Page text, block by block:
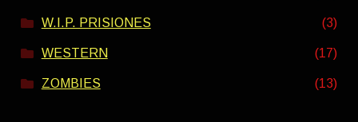
W.I.P. PRISIONES (3)
WESTERN (17)
ZOMBIES (13)